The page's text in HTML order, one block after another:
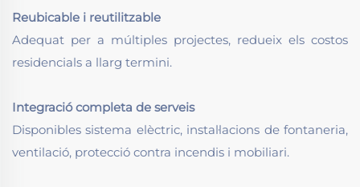
Reubicable i reutilitzable
Adequat per a múltiples projectes, redueix els costos
residencials a llarg termini.
Integració completa de serveis
Disponibles sistema elèctric, instal·lacions de fontaneria,
ventilació, protecció contra incendis i mobiliari.